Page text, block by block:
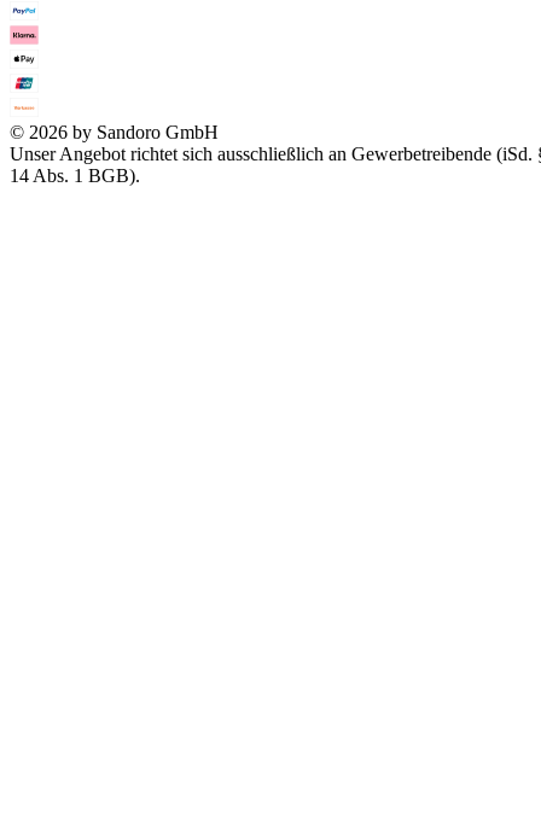
© 2026 by Sandoro GmbH
Unser Angebot richtet sich ausschließlich an Gewerbetreibende (iSd.
14 Abs. 1 BGB).